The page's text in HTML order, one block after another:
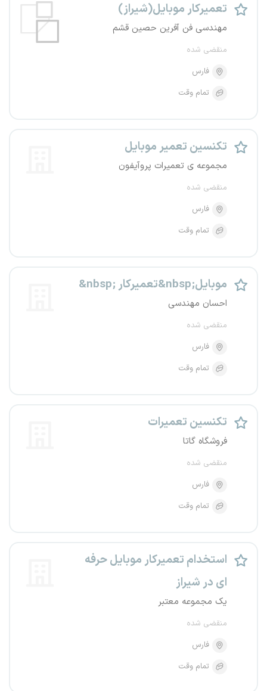
تعمیرکار موبایل(شیراز)
مهندسی فن آفرین حصین قشم
منقضی شده
فارس
تمام وقت
تکنسین تعمیر موبایل
مجموعه ی تعمیرات پروآیفون
منقضی شده
فارس
تمام وقت
&nbsp; تعمیرکار&nbsp;موبایل
احسان مهندسی
منقضی شده
فارس
تمام وقت
تکنسین تعمیرات
فروشگاه گاتا
منقضی شده
فارس
تمام وقت
استخدام تعمیرکار موبایل حرفه
ای در شیراز
یک مجموعه معتبر
منقضی شده
فارس
تمام وقت